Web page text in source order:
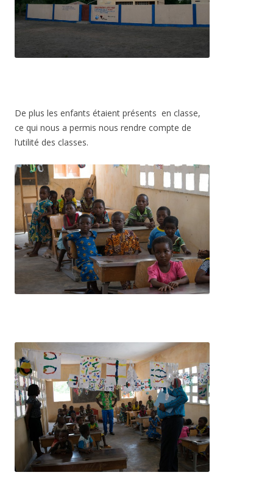
De plus les enfants étaient présents en classe,
ce qui nous a permis nous rendre compte de
l’utilité des classes.